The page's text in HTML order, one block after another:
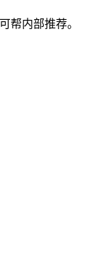
帮内部推荐。